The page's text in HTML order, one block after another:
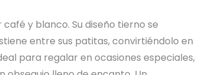
y blanco. Su diseño tierno se
entre sus patitas, convirtiéndolo en
para regalar en ocasiones especiales,